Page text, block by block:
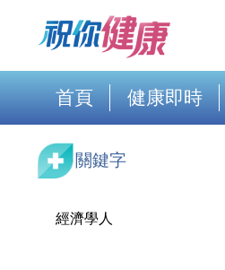
首頁 健康即時
關鍵字
經濟學人